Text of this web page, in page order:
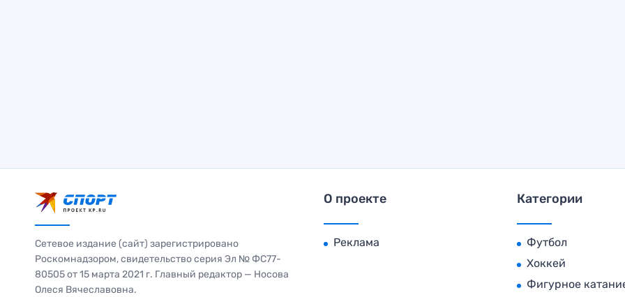
Сетевое издание (сайт) зарегистрировано
Роскомнадзором, свидетельство серия Эл № ФС77-
80505 от 15 марта 2021 г. Главный редактор — Носова
Олеся Вячеславовна.
О проекте
Реклама
Категории
Футбол
Хоккей
Фигурное